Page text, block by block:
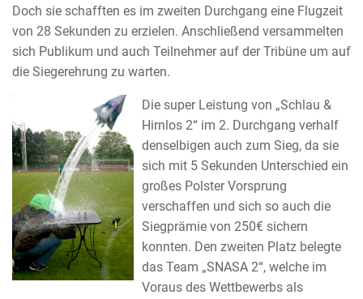
Doch sie schafften es im zweiten Durchgang eine Flugzeit
von 28 Sekunden zu erzielen. Anschließend versammelten
sich Publikum und auch Teilnehmer auf der Tribüne um auf
die Siegerehrung zu warten.
Die super Leistung von „Schlau &
Hirnlos 2“ im 2. Durchgang verhalf
denselbigen auch zum Sieg, da sie
sich mit 5 Sekunden Unterschied ein
großes Polster Vorsprung
verschaffen und sich so auch die
Siegprämie von 250€ sichern
konnten. Den zweiten Platz belegte
das Team „SNASA 2“, welche im
Voraus des Wettbewerbs als